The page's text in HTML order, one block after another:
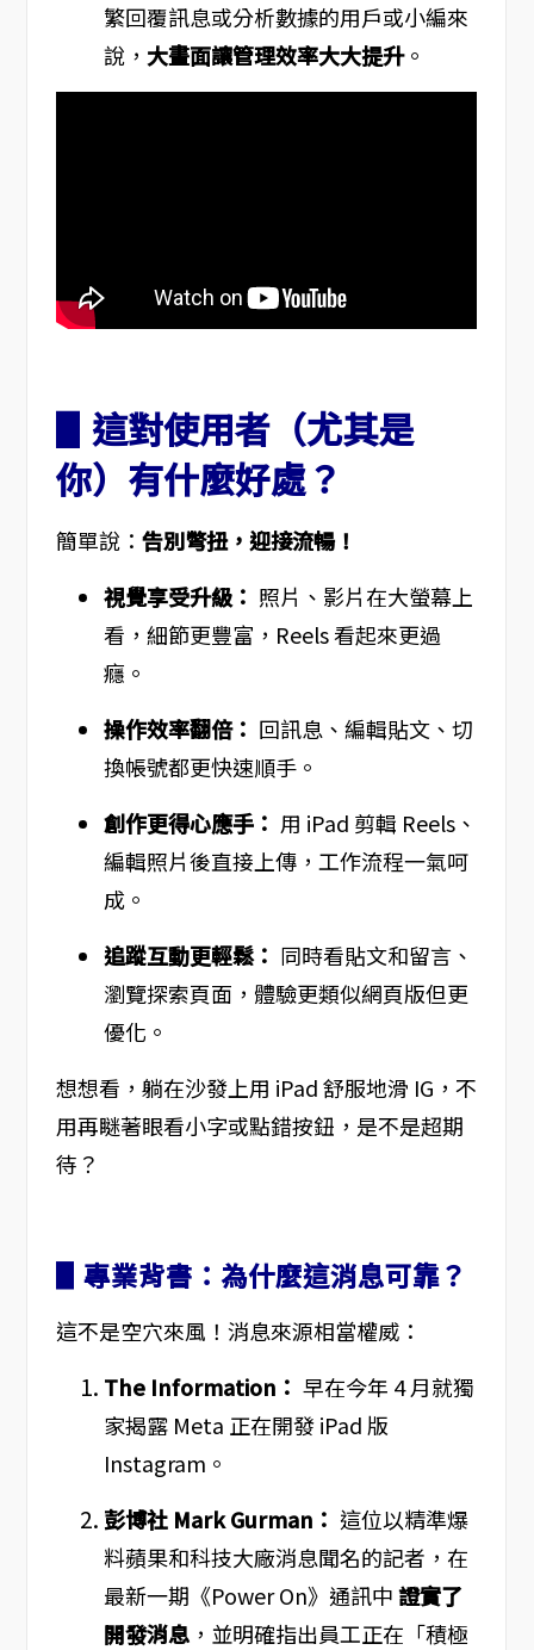
繁回覆訊息或分析數據的用戶或小編來
說， 大畫面讓管理效率大大提升。
▋這對使用者（尤其是
你）有什麼好處？
簡單說： 告別彆扭，迎接流暢！
視覺享受升級： 照片、影片在大螢幕上
看，細節更豐富，Reels 看起來更過
癮。
操作效率翻倍： 回訊息、編輯貼文、切
換帳號都更快速順手。
創作更得心應手： 用 iPad 剪輯 Reels、
編輯照片後直接上傳，工作流程一氣呵
成。
追蹤互動更輕鬆： 同時看貼文和留言、
瀏覽探索頁面，體驗更類似網頁版但更
優化。
想想看，躺在沙發上用 iPad 舒服地滑 IG，不
用再瞇著眼看小字或點錯按鈕，是不是超期
待？
▋專業背書：為什麼這消息可靠？
這不是空穴來風！消息來源相當權威：
The Information： 早在今年 4 月就獨
家揭露 Meta 正在開發 iPad 版
Instagram。
彭博社 Mark Gurman： 這位以精準爆
料蘋果和科技大廠消息聞名的記者，在
最新一期《Power On》通訊中證實了
開發消息，並明確指出員工正在「積極